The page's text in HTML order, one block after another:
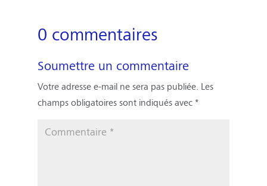
0 commentaires
Soumettre un commentaire
Votre adresse e-mail ne sera pas publiée. Les
champs obligatoires sont indiqués avec *